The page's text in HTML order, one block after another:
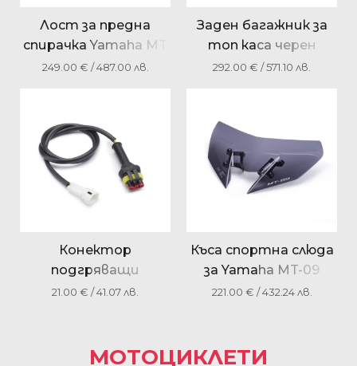
Лост за предна
спирачка Yamaha MT
Series 1RCF39221000
249.00 € / 487.00 лв.
Заден багажник за
топ каса черен
YAMAHA MT-09 / MT-
292.00 € / 571.10 лв.
Конектор
подгряващи
ръкохватки за
21.00 € / 41.07 лв.
Къса спортна слюда
за Yamaha MT-09
BS2261C00000
221.00 € / 432.24 лв.
МОТОЦИКЛЕТИ